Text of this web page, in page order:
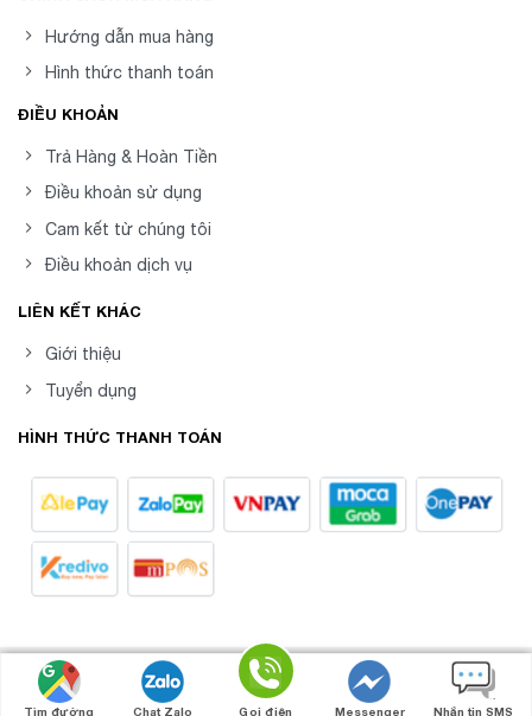
Hướng dẫn mua hàng
Hình thức thanh toán
ĐIỀU KHOẢN
Trả Hàng & Hoàn Tiền
Điều khoản sử dụng
Cam kết từ chúng tôi
Điều khoản dịch vụ
LIÊN KẾT KHÁC
Giới thiệu
Tuyển dụng
HÌNH THỨC THANH TOÁN
Copyright 2026 © 8posvn -
Phần mềm Quản Lý Bán Hàng Chuyên
Nghiệp
Tìm đường Chat Zalo Gọi điện Messenger Nhắn tin SMS